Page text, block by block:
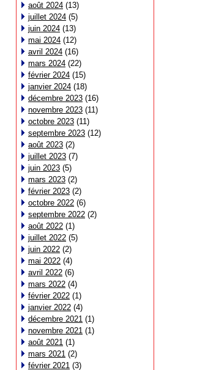
août 2024 (13)
juillet 2024 (5)
juin 2024 (13)
mai 2024 (12)
avril 2024 (16)
mars 2024 (22)
février 2024 (15)
janvier 2024 (18)
décembre 2023 (16)
novembre 2023 (11)
octobre 2023 (11)
septembre 2023 (12)
août 2023 (2)
juillet 2023 (7)
juin 2023 (5)
mars 2023 (2)
février 2023 (2)
octobre 2022 (6)
septembre 2022 (2)
août 2022 (1)
juillet 2022 (5)
juin 2022 (2)
mai 2022 (4)
avril 2022 (6)
mars 2022 (4)
février 2022 (1)
janvier 2022 (4)
décembre 2021 (1)
novembre 2021 (1)
août 2021 (1)
mars 2021 (2)
février 2021 (3)